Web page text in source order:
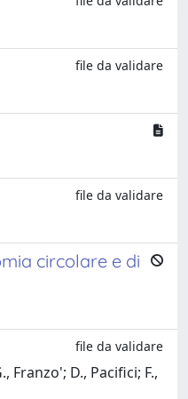
file da validare
file da validare
circolare e di
file da validare
Franzo'; D., Pacifici; F.,